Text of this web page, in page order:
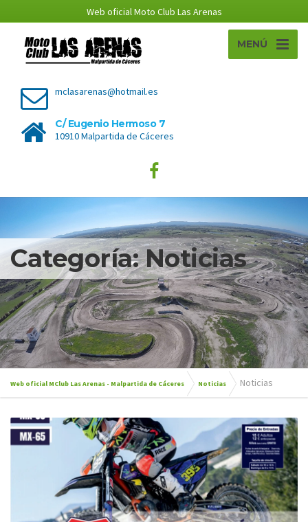
Web oficial Moto Club Las Arenas
MENÚ
mclasarenas@hotmail.es
C/ Eugenio Hermoso 7
10910 Malpartida de Cáceres
Categoría: Noticias
Web oficial MClub Las Arenas - Malpartida de Cáceres Noticias Noticias